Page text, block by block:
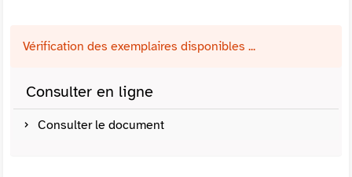
Vérification des exemplaires disponibles ...
Consulter en ligne
Consulter le document